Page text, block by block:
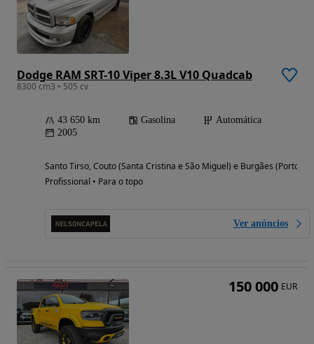
Dodge RAM SRT-10 Viper 8.3L V10 Quadcab
8300 cm3 • 505 cv
43 650 km Gasolina
Automática
2005
Santo Tirso, Couto (Santa Cristina e São Miguel) e Burgães (Porto)
Profissional • Para o topo
Ver anúncios
150 000 EUR